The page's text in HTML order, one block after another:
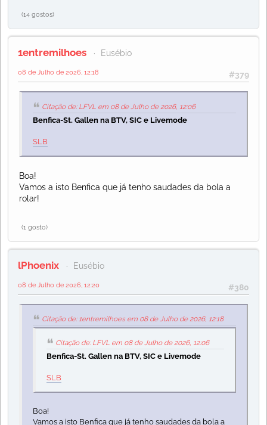
(14 gostos)
1entremilhoes Eusébio
#379
08 de Julho de 2026, 12:18
Citação de: LFVL em 08 de Julho de 2026, 12:06
Benfica-St. Gallen na BTV, SIC e Livemode
SLB
Boa!
Vamos a isto Benfica que já tenho saudades da bola a
rolar!
(1 gosto)
lPhoenix Eusébio
#380
08 de Julho de 2026, 12:20
Citação de: 1entremilhoes em 08 de Julho de 2026, 12:18
Citação de: LFVL em 08 de Julho de 2026, 12:06
Benfica-St. Gallen na BTV, SIC e Livemode
SLB
Boa!
Vamos a isto Benfica que já tenho saudades da bola a